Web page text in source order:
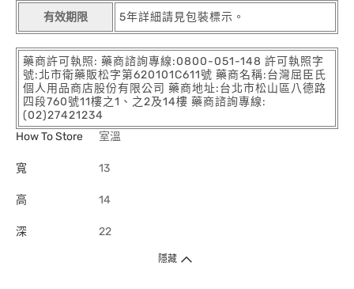
有效期限 5年詳細請見包裝標示。
藥商許可執照: 藥商諮詢專線:0800-051-148 許可執照字
號:北市衛藥販松字第620101C611號 藥商名稱:台灣屈臣氏
個人用品商店股份有限公司 藥商地址:台北市松山區八德路
四段760號11樓之1、之2及14樓 藥商諮詢專線:
(02)27421234
How To Store
室溫
寬 13
高 14
深 22
隱藏